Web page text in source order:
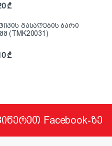
₾
გასაღების ბარი
(TMK20031)
₾
Facebook-ზე